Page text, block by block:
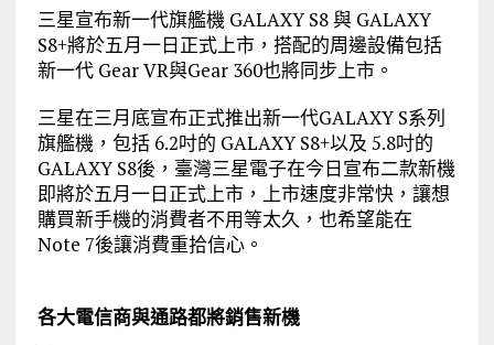
三星宣布新一代旗艦機 GALAXY S8 與 GALAXY
S8+將於五月一日正式上市，搭配的周邊設備包括
新一代 Gear VR與Gear 360也將同步上市。
三星在三月底宣布正式推出新一代GALAXY S系列
旗艦機，包括 6.2吋的 GALAXY S8+以及 5.8吋的
GALAXY S8後，臺灣三星電子在今日宣布二款新機
即將於五月一日正式上市，上市速度非常快，讓想
購買新手機的消費者不用等太久，也希望能在
Note 7後讓消費重拾信心。
各大電信商與通路都將銷售新機